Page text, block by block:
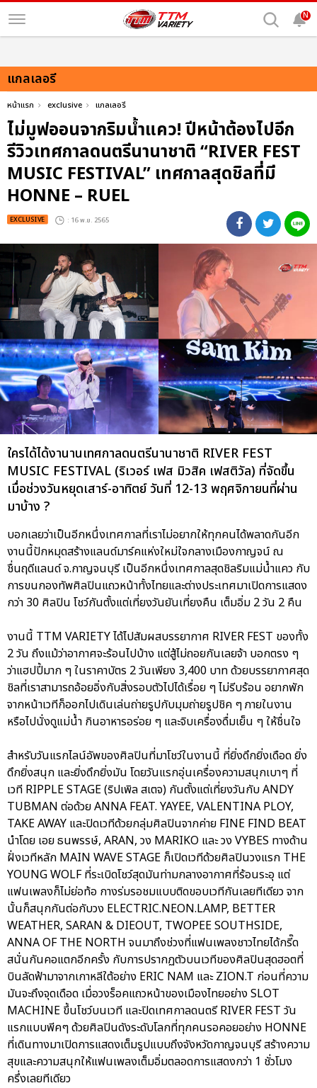
N
แกลเลอรี
หน้าแรก exclusive แกลเลอรี
ไม่มูฟออนจากริมน้ำแคว! ปีหน้าต้องไปอีก
รีวิวเทศกาลดนตรีนานาชาติ “RIVER FEST
MUSIC FESTIVAL” เทศกาลสุดชิลที่มี
HONNE – RUEL
EXCLUSIVE : 16 พ.ย. 2565
ใครได้ได้งานานเทศกาลดนตรีนานาชาติ RIVER FEST
MUSIC FESTIVAL (ริเวอร์ เฟส มิวสิค เฟสติวัล) ที่จัดขึ้น
เมื่อช่วงวันหยุดเสาร์-อาทิตย์ วันที่ 12-13 พฤศจิกายนที่ผ่าน
มาบ้าง ?
บอกเลยว่าเป็นอีกหนึ่งเทศกาลที่เราไม่อยากให้ทุกคนได้พลาดกันอีก
งานนี้ปักหมุดสร้างแลนด์มาร์คแห่งใหม่ใจกลางเมืองกาญจน์ ณ
ชื่นฤดีแลนด์ จ.กาญจนบุรี เป็นอีกหนึ่งเทศกาลสุดชิลริมแม่น้ำแคว กับ
การขนกองทัพศิลปินแถวหน้าทั้งไทยและต่างประเทศมาเปิดการแสดง
กว่า 30 ศิลปิน โชว์กันตั้งแต่เที่ยงวันยันเที่ยงคืน เต็มอิ่ม 2 วัน 2 คืน
งานนี้ TTM VARIETY ได้ไปสัมผสบรรยากาศ RIVER FEST ของทั้ง
2 วัน ถึงแม้ว่าอากาศจะร้อนไปบ้าง แต่สู้ไม่ถอยกันเลยจ้า บอกตรง ๆ
ว่าแฮปปี้มาก ๆ ในราคาบัตร 2 วันเพียง 3,400 บาท ด้วยบรรยากาศสุด
ชิลที่เราสามารถอ้อยอิ่งกับสิ่งรอบตัวไปได้เรื่อย ๆ ไม่รีบร้อน อยากพัก
จากหน้าเวทีก็ออกไปเดินเล่นถ่ายรูปกับมุมถ่ายรูปชิค ๆ ภายในงาน
หรือไปนั่งดูแม่น้ำ กินอาหารอร่อย ๆ และจิบเครื่องดื่มเย็น ๆ ให้ชื่นใจ
สำหรับวันแรกไลน์อัพของศิลปินที่มาโชว์ในงานนี้ ที่ยิ่งดึกยิ่งเดือด ยิ่ง
ดึกยิ่งสนุก และยิ่งดึกยิ่งมัน โดยวันแรกอุ่นเครื่องความสนุกเบาๆ ที่
เวที RIPPLE STAGE (ริปเพิล สเตจ) กันตั้งแต่เที่ยงวันกับ ANDY
TUBMAN ต่อด้วย ANNA FEAT. YAYEE, VALENTINA PLOY,
TAKE AWAY และปิดเวทีด้วยกลุ่มศิลปินจากค่าย FINE FIND BEAT
นำโดย เอย ธนพรรษ์, ARAN, วง MARIKO และ วง VYBES ทางด้าน
ฝั่งเวทีหลัก MAIN WAVE STAGE ก็เปิดเวทีด้วยศิลปินวงแรก THE
YOUNG WOLF ที่ระเบิดโชว์สุดมันท่ามกลางอากาศที่ร้อนระอุ แต่
แฟนเพลงก็ไม่ย่อท้อ กางร่มรอชมแบบติดขอบเวทีกันเลยทีเดียว จาก
นั้นก็สนุกกันต่อกับวง ELECTRIC.NEON.LAMP, BETTER
WEATHER, SARAN & DIEOUT, TWOPEE SOUTHSIDE,
ANNA OF THE NORTH จนมาถึงช่วงที่แฟนเพลงชาวไทยได้กรี๊ด
สนั่นกันคอแตกอีกครั้ง กับการปรากฏตัวบนเวทีของศิลปินสุดฮอตที่
บินลัดฟ้ามาจากเกาหลีใต้อย่าง ERIC NAM และ ZION.T ก่อนที่ความ
มันจะถึงจุดเดือด เมื่อวงร็อคแถวหน้าของเมืองไทยอย่าง SLOT
MACHINE ขึ้นโชว์บนเวที และปิดเทศกาลดนตรี RIVER FEST วัน
แรกแบบพีคๆ ด้วยศิลปินดังระดับโลกที่ทุกคนรอคอยอย่าง HONNE
ที่เดินทางมาเปิดการแสดงเต็มรูปแบบถึงจังหวัดกาญจนบุรี สร้างความ
สุขและความสนุกให้แฟนเพลงเต็มอิ่มตลอดการแสดงกว่า 1 ชั่วโมง
ครึ่งเลยทีเดียว